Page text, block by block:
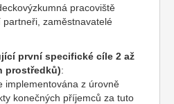
pracoviště
partneři, zaměstnavatelé
první specifické cíle 2 až
prostředků):
implementována z úrovně
konečných příjemců za tuto